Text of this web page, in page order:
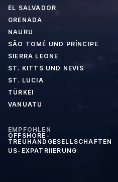
EL SALVADOR
GRENADA
NAURU
SÃO TOMÉ UND PRÍNCIPE
SIERRA LEONE
ST. KITTS UND NEVIS
ST. LUCIA
TÜRKEI
VANUATU
EMPFOHLEN
OFFSHORE-
TREUHANDGESELLSCHAFTEN
US-EXPATRIIERUNG